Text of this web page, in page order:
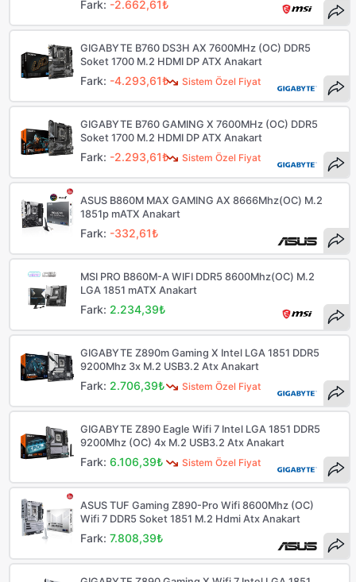
Fark: -2.662,61₺
Sistem Özel Fiyat
GIGABYTE B760 DS3H AX 7600MHz (OC) DDR5
Soket 1700 M.2 HDMI DP ATX Anakart
Fark: -4.293,61₺
Sistem Özel Fiyat
GIGABYTE B760 GAMING X 7600MHz (OC) DDR5
Soket 1700 M.2 HDMI DP ATX Anakart
Fark: -2.293,61₺
ASUS B860M MAX GAMING AX 8666Mhz(OC) M.2
1851p mATX Anakart
Fark: -332,61₺
MSI PRO B860M-A WIFI DDR5 8600Mhz(OC) M.2
LGA 1851 mATX Anakart
Fark: 2.234,39₺
Sistem Özel Fiyat
GIGABYTE Z890m Gaming X Intel LGA 1851 DDR5
9200Mhz 3x M.2 USB3.2 Atx Anakart
Fark: 2.706,39₺
Sistem Özel Fiyat
GIGABYTE Z890 Eagle Wifi 7 Intel LGA 1851 DDR5
9200Mhz (OC) 4x M.2 USB3.2 Atx Anakart
Fark:6.106,39₺
ASUS TUF Gaming Z890-Pro Wifi 8600Mhz (OC)
Wifi 7 DDR5 Soket 1851 M.2 Hdmi Atx Anakart
Fark:7.808,39₺